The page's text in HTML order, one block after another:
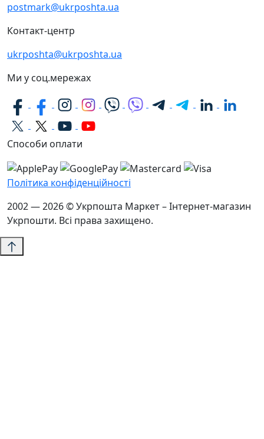
postmark@ukrposhta.ua
Контакт-центр
ukrposhta@ukrposhta.ua
Ми у соц.мережах
Способи оплати
Політика конфіденційності
2002 — 2026 © Укрпошта Маркет – Інтернет-магазин
Укрпошти. Всі права захищено.